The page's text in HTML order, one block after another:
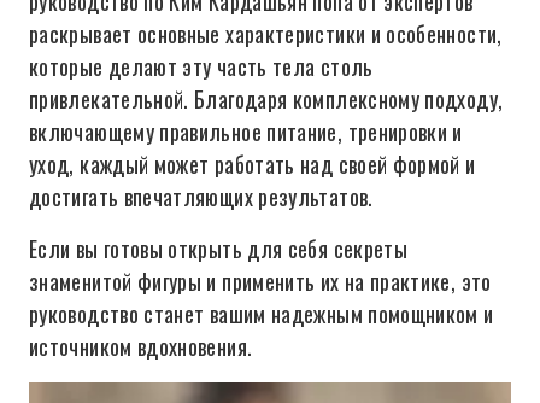
раскрывает основные характеристики и особенности,
которые делают эту часть тела столь
привлекательной. Благодаря комплексному подходу,
включающему правильное питание, тренировки и
уход, каждый может работать над своей формой и
достигать впечатляющих результатов.
Если вы готовы открыть для себя секреты
знаменитой фигуры и применить их на практике, это
руководство станет вашим надежным помощником и
источником вдохновения.